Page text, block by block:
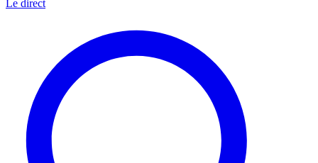
Le direct